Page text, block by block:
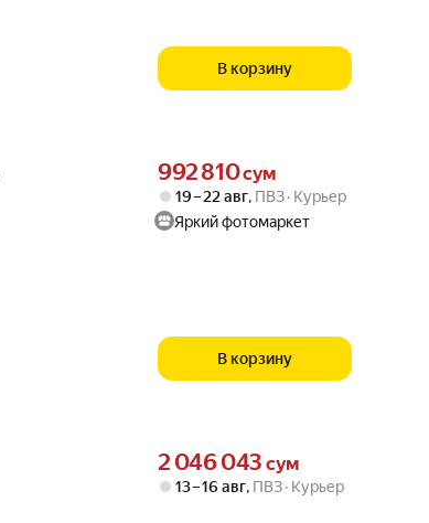
В корзину
Цена 992810 сум вместо
992 810сум
19 – 22 авг, ПВЗ Курьер
Яркий фотомаркет
В корзину
Цена 2046043 сум вместо
2 046 043 сум
13 – 16 авг, ПВЗ Курьер